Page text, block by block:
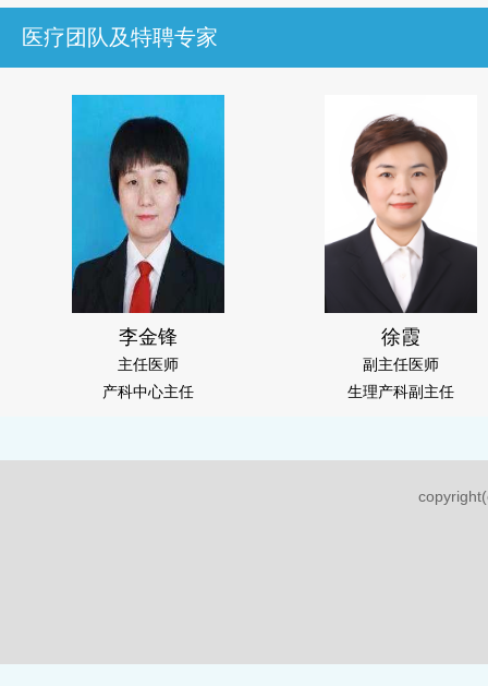
医疗团队及特聘专家
李金锋
主任医师
产科中心主任
徐霞
副主任医师
生理产科副主任